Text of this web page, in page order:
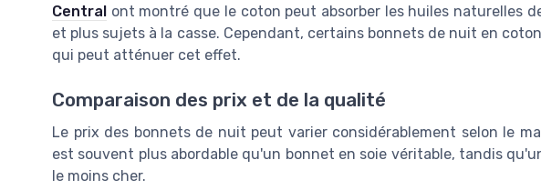
Central ont montré que le coton peut absorber les huiles naturelles
et plus sujets à la casse. Cependant, certains bonnets de nuit en
qui peut atténuer cet effet.
Comparaison des prix et de la qualité
Le prix des bonnets de nuit peut varier considérablement selon le
est souvent plus abordable qu'un bonnet en soie véritable, tandis
le moins cher.